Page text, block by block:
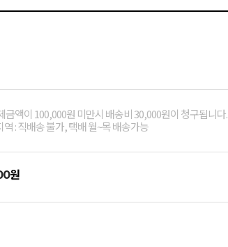
금액이 100,000원 미만시 배송비 30,000원이 청구됩니다.
역 : 직배송 불가, 택배 월~목 배송가능
원